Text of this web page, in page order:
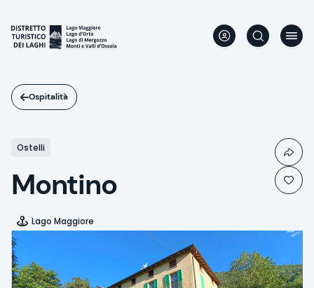
contenuto
principale
Ospitalità
Ostelli
Montino
Lago Maggiore